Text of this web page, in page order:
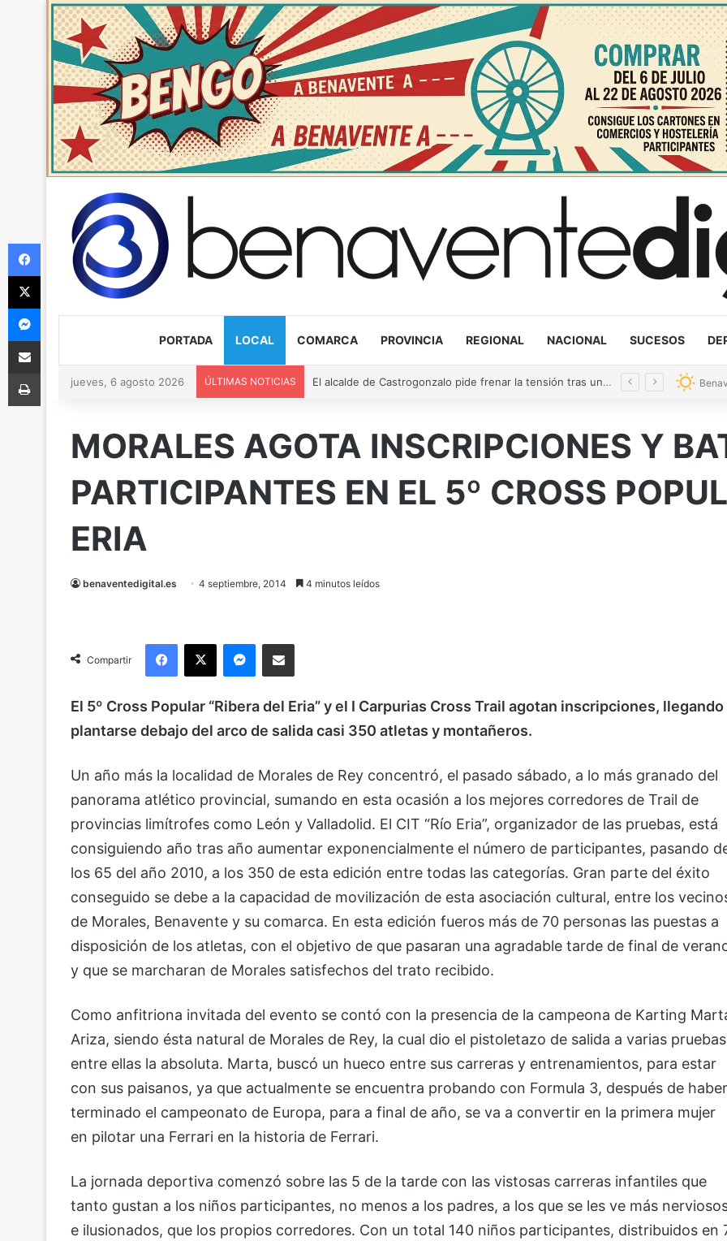
PORTADA LOCAL COMARCA PROVINCIA REGIONAL NACIONAL SUCESOS
jueves, 6 agosto 2026 ÚLTIMAS NOTICIAS El alcalde de Castrogonzalo pide frenar la tensión tras un acto vandálico contra una edil
MORALES AGOTA INSCRIPCIONES Y
PARTICIPANTES EN EL 5º CROSS
ERIA
benaventedigital.es 4 septiembre, 2014 4 minutos leídos
Compartir
El 5º Cross Popular “Ribera del Eria” y el I Carpurias Cross Trail agotan inscripciones, llegando
plantarse debajo del arco de salida casi 350 atletas y montañeros.
Un año más la localidad de Morales de Rey concentró, el pasado sábado, a lo más granado del
panorama atlético provincial, sumando en esta ocasión a los mejores corredores de Trail de
provincias limítrofes como León y Valladolid. El CIT “Río Eria”, organizador de las pruebas, está
consiguiendo año tras año aumentar exponencialmente el número de participantes, pasando
los 65 del año 2010, a los 350 de esta edición entre todas las categorías. Gran parte del éxito
conseguido se debe a la capacidad de movilización de esta asociación cultural, entre los
de Morales, Benavente y su comarca. En esta edición fueros más de 70 personas las puestas a
disposición de los atletas, con el objetivo de que pasaran una agradable tarde de final de
y que se marcharan de Morales satisfechos del trato recibido.
Como anfitriona invitada del evento se contó con la presencia de la campeona de Karting
Ariza, siendo ésta natural de Morales de Rey, la cual dio el pistoletazo de salida a varias
entre ellas la absoluta. Marta, buscó un hueco entre sus carreras y entrenamientos, para estar
con sus paisanos, ya que actualmente se encuentra probando con Formula 3, después de haber
terminado el campeonato de Europa, para a final de año, se va a convertir en la primera mujer
en pilotar una Ferrari en la historia de Ferrari.
La jornada deportiva comenzó sobre las 5 de la tarde con las vistosas carreras infantiles que
tanto gustan a los niños participantes, no menos a los padres, a los que se les ve más
e ilusionados, que los propios corredores. Con un total 140 niños participantes, distribuidos en
Facebook